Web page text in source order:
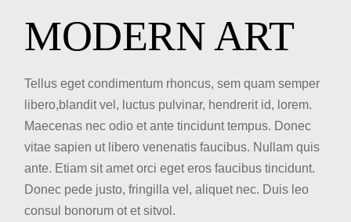
MODERN ART
Tellus eget condimentum rhoncus, sem quam semper
libero,blandit vel, luctus pulvinar, hendrerit id, lorem.
Maecenas nec odio et ante tincidunt tempus. Donec
vitae sapien ut libero venenatis faucibus. Nullam quis
ante. Etiam sit amet orci eget eros faucibus tincidunt.
Donec pede justo, fringilla vel, aliquet nec. Duis leo
consul bonorum ot et sitvol.